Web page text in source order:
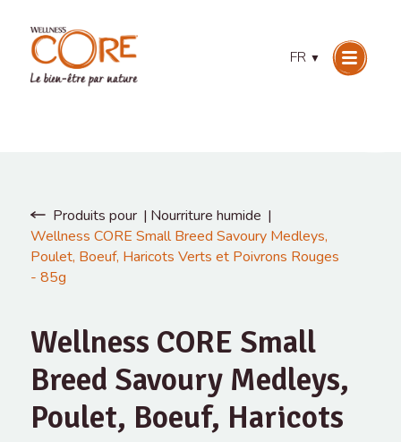
FR ▼
Produits pour
Nourriture humide
Wellness CORE Small Breed Savoury Medleys,
Poulet, Boeuf, Haricots Verts et Poivrons Rouges
- 85g
Wellness CORE Small
Breed Savoury Medleys,
Poulet, Boeuf, Haricots